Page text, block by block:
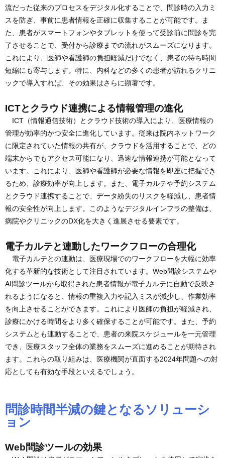
流だった従来のプロセスをデジタル化することで、問診時の入力ミ
スを防ぎ、事前に患者情報を正確に収集することが可能です。ま
た、患者がスマートフォンやタブレットを使って受診前に問診を完
了させることで、受付から診療までの流れがスムーズになります。
これにより、医師や看護師の負担軽減だけでなく、患者の待ち時間
短縮にも寄与します。特に、内科などの多くの患者が訪れるクリニ
ックで導入すれば、その効果はさらに顕著です。
ICTとクラウド連携による情報管理の進化
ICT（情報通信技術）とクラウド技術の導入により、医療情報の
管理が効率的かつ安全に進化しています。従来は院内ネットワーク
に限定されていた情報の共有が、クラウドを活用することで、どの
端末からでもアクセス可能になり、迅速な情報連携が可能となって
います。これにより、医師や看護師が必要な情報を即座に把握でき
るため、診療効率が向上します。また、電子カルテや予約システム
とクラウド連携することで、データ紛失のリスクを軽減し、患者情
報の安全性が向上します。このようなデジタルインフラの整備は、
病院やクリニックのDX化を大きく進展させる要素です。
電子カルテと連動したワークフローの合理化
電子カルテとの連動は、医療現場でのワークフローを大幅に効率
化する革新的な技術として注目されています。Web問診システムや
AI問診ツールから取得された患者情報が電子カルテに自動で反映さ
れるようになると、情報の重複入力や記入ミスが減少し、作業効率
を向上させることができます。これにより医師の負担が軽減され、
診療にかける時間をより多く確保することが可能です。また、予約
システムとも連動することで、患者の来院スケジュールを一元管理
でき、医療スタッフ全体の業務をスムーズに進めることが期待され
ます。これらの取り組みは、医療機関が直面する2024年問題への対
応としても有効な手段といえるでしょう。
問診時間半減の鍵となるソリューシ
ョン
Web問診ツールの効果